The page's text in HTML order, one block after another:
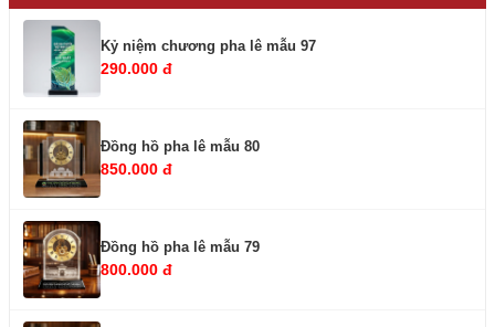
Kỷ niệm chương pha lê mẫu 97
290.000 đ
Đồng hồ pha lê mẫu 80
850.000 đ
Đồng hồ pha lê mẫu 79
800.000 đ